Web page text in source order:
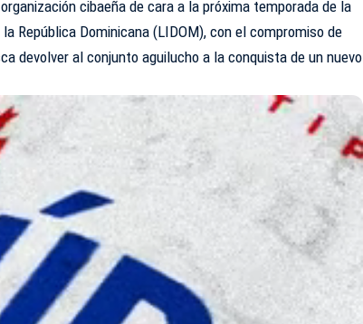
cibaeña de cara a la próxima temporada de la
República Dominicana (LIDOM), con el compromiso de
devolver al conjunto aguilucho a la conquista de un nuevo